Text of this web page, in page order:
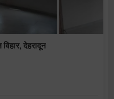
देहरादून